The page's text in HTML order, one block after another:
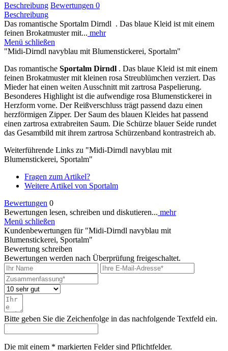
Beschreibung Bewertungen 0
Beschreibung
Das romantische Sportalm Dirndl . Das blaue Kleid ist mit einem
feinen Brokatmuster mit... mehr
Menü schließen
"Midi-Dirndl navyblau mit Blumenstickerei, Sportalm"
Das romantische Sportalm Dirndl . Das blaue Kleid ist mit einem
feinen Brokatmuster mit kleinen rosa Streublümchen verziert. Das
Mieder hat einen weiten Ausschnitt mit zartrosa Paspelierung.
Besonderes Highlight ist die aufwendige rosa Blumenstickerei in
Herzform vorne. Der Reißverschluss trägt passend dazu einen
herzförmigen Zipper. Der Saum des blauen Kleides hat passend
einen zartrosa extrabreiten Saum. Die Schürze blauer Seide rundet
das Gesamtbild mit ihrem zartrosa Schürzenband kontrastreich ab.
Weiterführende Links zu "Midi-Dirndl navyblau mit
Blumenstickerei, Sportalm"
Fragen zum Artikel?
Weitere Artikel von Sportalm
Bewertungen 0
Bewertungen lesen, schreiben und diskutieren... mehr
Menü schließen
Kundenbewertungen für "Midi-Dirndl navyblau mit
Blumenstickerei, Sportalm"
Bewertung schreiben
Bewertungen werden nach Überprüfung freigeschaltet.
Bitte geben Sie die Zeichenfolge in das nachfolgende Textfeld ein.
Die mit einem * markierten Felder sind Pflichtfelder.